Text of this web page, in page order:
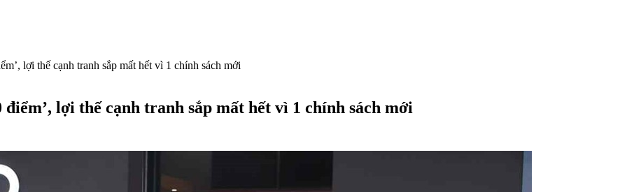
lợi thế cạnh tranh sắp mất hết vì 1 chính sách mới
lợi thế cạnh tranh sắp mất hết vì 1 chính sách mới